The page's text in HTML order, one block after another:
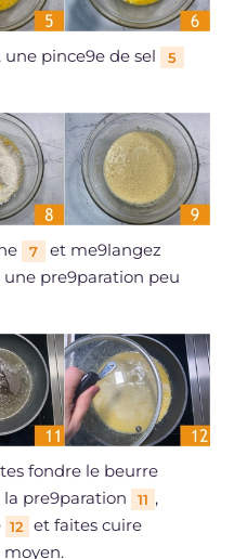
, une pince9e de sel 5
7
et me9langez
pre9paration peu
fondre le beurre
la pre9paration 11 ,
12
et faites cuire